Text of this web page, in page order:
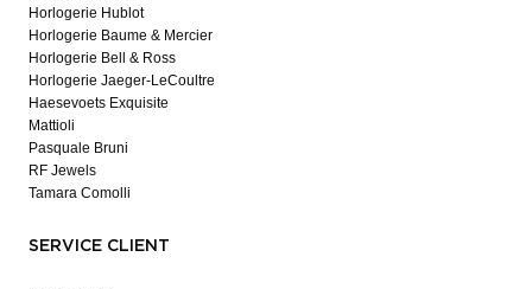
Horlogerie Hublot
Horlogerie Baume & Mercier
Horlogerie Bell & Ross
Horlogerie Jaeger-LeCoultre
Haesevoets Exquisite
Mattioli
Pasquale Bruni
RF Jewels
Tamara Comolli
SERVICE CLIENT